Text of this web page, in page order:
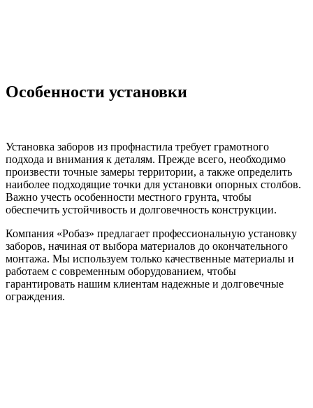
Особенности установки
Установка заборов из профнастила требует грамотного
подхода и внимания к деталям. Прежде всего, необходимо
произвести точные замеры территории, а также определить
наиболее подходящие точки для установки опорных столбов.
Важно учесть особенности местного грунта, чтобы
обеспечить устойчивость и долговечность конструкции.
Компания «Робаз» предлагает профессиональную установку
заборов, начиная от выбора материалов до окончательного
монтажа. Мы используем только качественные материалы и
работаем с современным оборудованием, чтобы
гарантировать нашим клиентам надежные и долговечные
ограждения.